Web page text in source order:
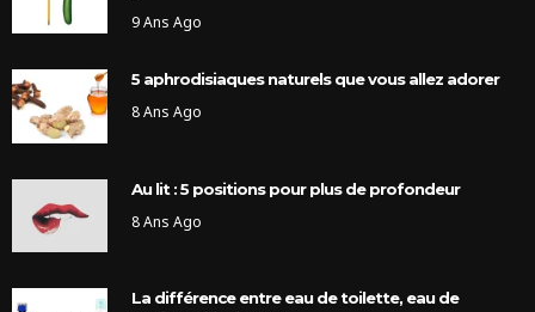
9 Ans Ago
5 aphrodisiaques naturels que vous allez adorer
8 Ans Ago
Au lit : 5 positions pour plus de profondeur
8 Ans Ago
La différence entre eau de toilette, eau de